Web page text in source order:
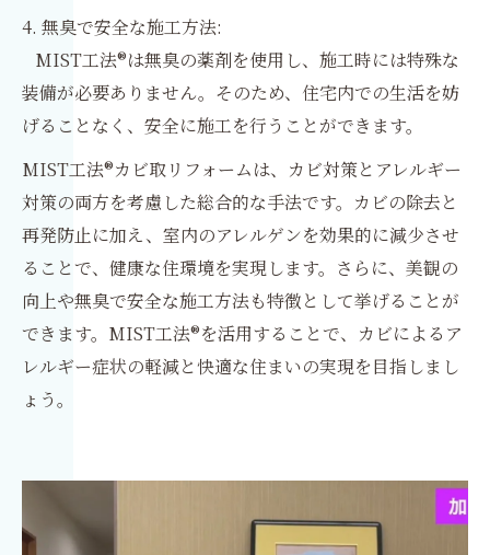
4. 無臭で安全な施工方法:
MIST工法®は無臭の薬剤を使用し、施工時には特殊な
装備が必要ありません。そのため、住宅内での生活を妨
げることなく、安全に施工を行うことができます。
MIST工法®カビ取リフォームは、カビ対策とアレルギー
対策の両方を考慮した総合的な手法です。カビの除去と
再発防止に加え、室内のアレルゲンを効果的に減少させ
ることで、健康な住環境を実現します。さらに、美観の
向上や無臭で安全な施工方法も特徴として挙げることが
できます。MIST工法®を活用することで、カビによるア
レルギー症状の軽減と快適な住まいの実現を目指しまし
ょう。